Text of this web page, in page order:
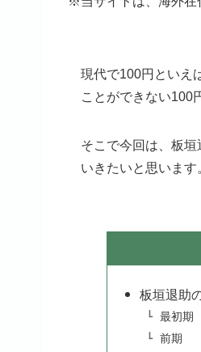
現代で100円といえ
ことができない100
そこで今回は、板
いきたいと思います
板垣退助
最初期
前期